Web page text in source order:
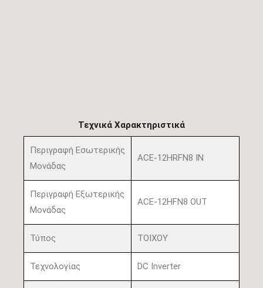
Τεχνικά Χαρακτηριστικά
Περιγραφή Εσωτερικής
Μονάδας
ACE-12HRFN8 IN
Περιγραφή Εξωτερικής
Μονάδας
ACE-12HFN8 OUT
Τύπος ΤΟΙΧΟΥ
Τεχνολογίας DC Inverter